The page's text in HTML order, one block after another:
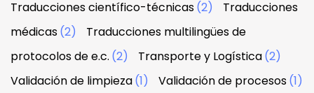
Traducciones científico-técnicas(2)
Traducciones
médicas(2)
Traducciones multilingües de
protocolos de e.c. (2) Transporte y Logística(2)
Validación de limpieza(1) Validación de procesos(1)